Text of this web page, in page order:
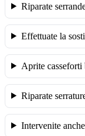
Riparate
Effettuate la
Aprite casseforti
Riparate
Intervenite